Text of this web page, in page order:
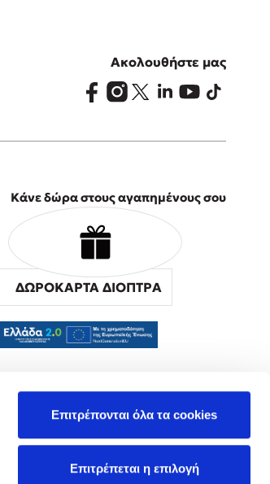
Επιτρέπονται όλα τα cookies
Επιτρέπεται η επιλογή
Ακολουθήστε μας
Κάνε δώρα στους αγαπημένους σου
ΔΩΡΟΚΑΡΤΑ ΔΙΟΠΤΡΑ